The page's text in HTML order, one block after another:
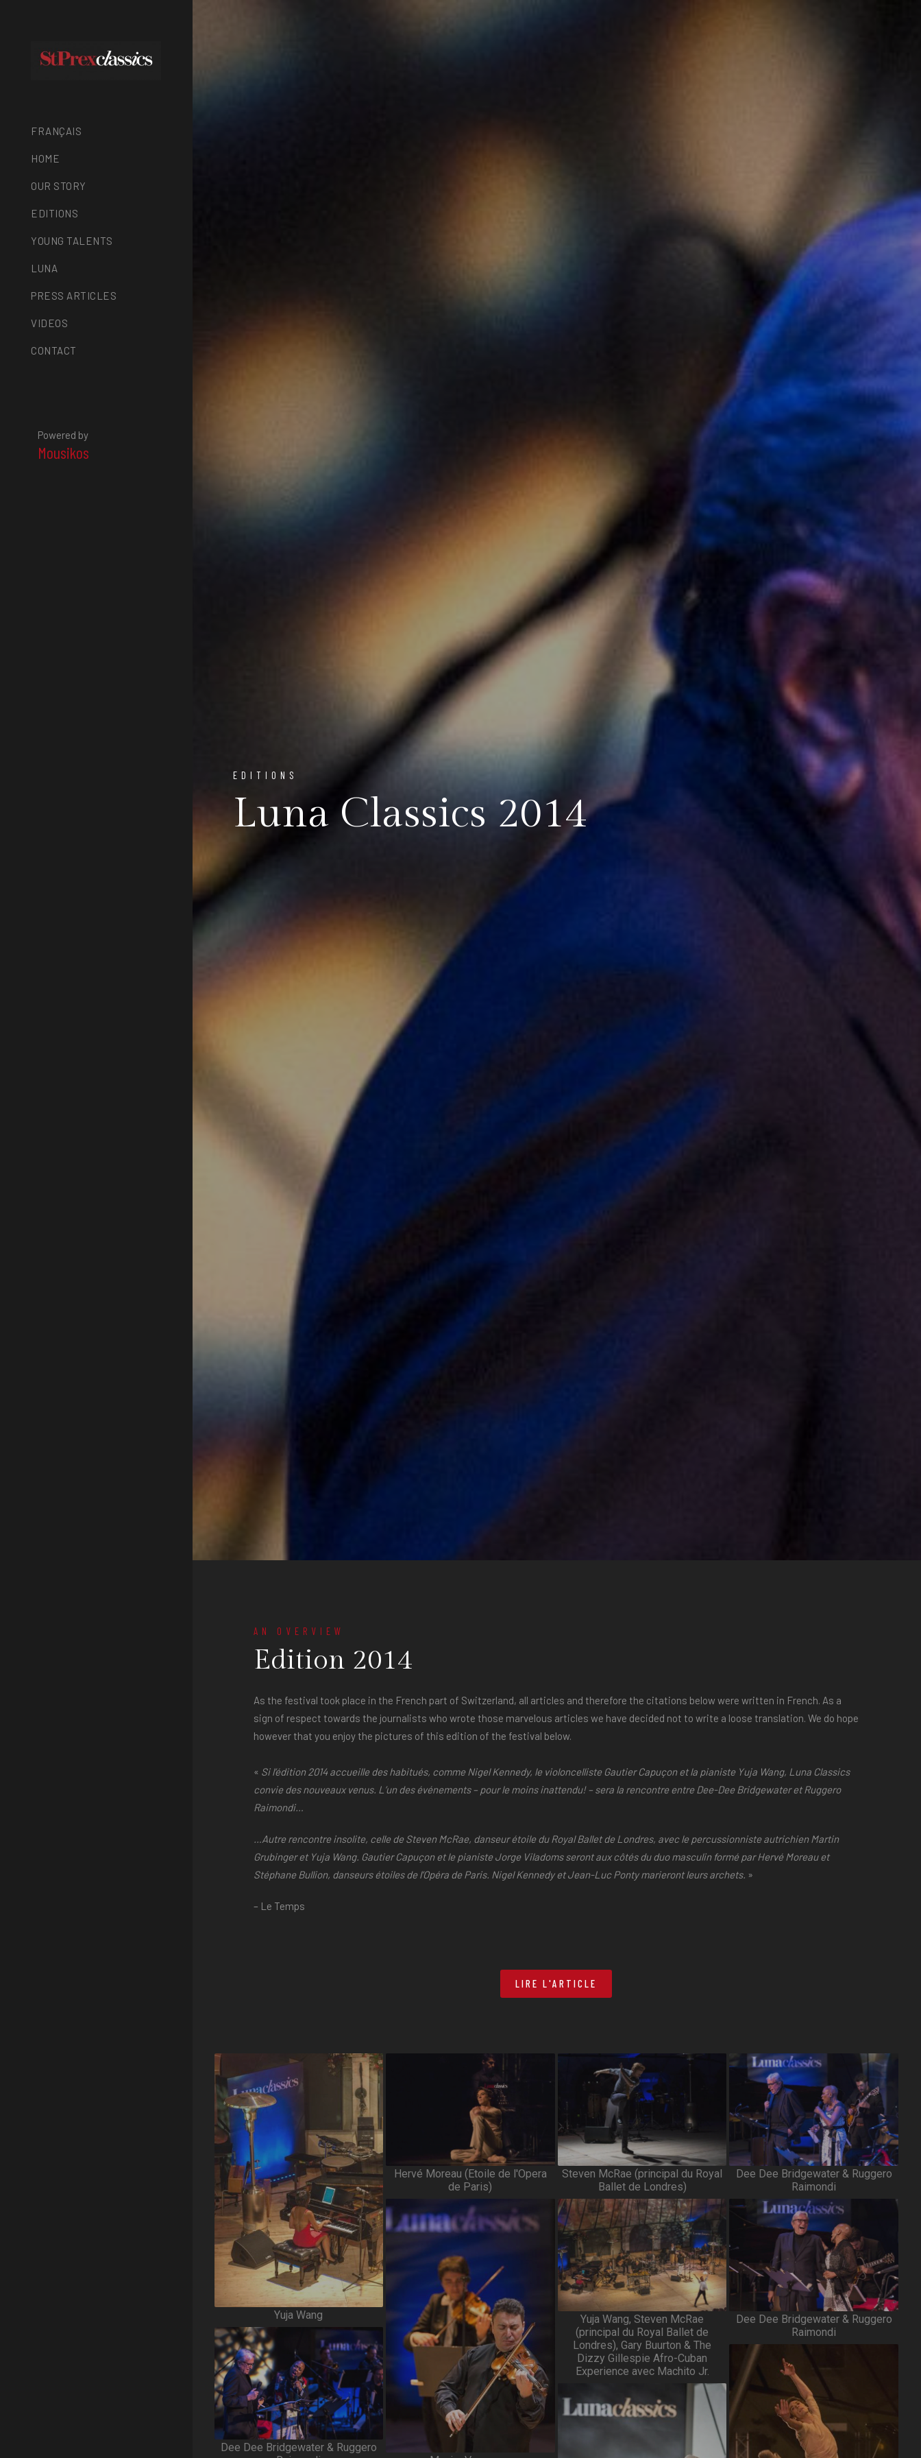
FRANÇAIS
HOME
OUR STORY
EDITIONS
YOUNG TALENTS
LUNA
PRESS ARTICLES
VIDEOS
CONTACT
Powered by
Mousikos
EDITIONS
Luna Classics 2014
AN OVERVIEW
Edition 2014
As the festival took place in the French part of Switzerland, all articles and therefore the citations below were written in French. As a
sign of respect towards the journalists who wrote those marvelous articles we have decided not to write a loose translation. We do hope
however that you enjoy the pictures of this edition of the festival below.
« Si l’édition 2014 accueille des habitués, comme Nigel Kennedy, le violoncelliste Gautier Capuçon et la pianiste Yuja Wang, Luna Classics
convie des nouveaux venus. L’un des événements – pour le moins inattendu! – sera la rencontre entre Dee-Dee Bridgewater et Ruggero
Raimondi…
…Autre rencontre insolite, celle de Steven McRae, danseur étoile du Royal Ballet de Londres, avec le percussionniste autrichien Martin
Grubinger et Yuja Wang. Gautier Capuçon et le pianiste Jorge Viladoms seront aux côtés du duo masculin formé par Hervé Moreau et
Stéphane Bullion, danseurs étoiles de l’Opéra de Paris. Nigel Kennedy et Jean-Luc Ponty marieront leurs archets. »
– Le Temps
LIRE L'ARTICLE
Yuja Wang
Hervé Moreau (Etoile de l'Opera
de Paris)
Steven McRae (principal du Royal
Ballet de Londres)
Dee Dee Bridgewater & Ruggero
Raimondi
Yuja Wang, Steven McRae
(principal du Royal Ballet de
Londres), Gary Buurton & The
Dizzy Gillespie Afro-Cuban
Experience avec Machito Jr.
Dee Dee Bridgewater & Ruggero
Raimondi
Dee Dee Bridgewater & Ruggero